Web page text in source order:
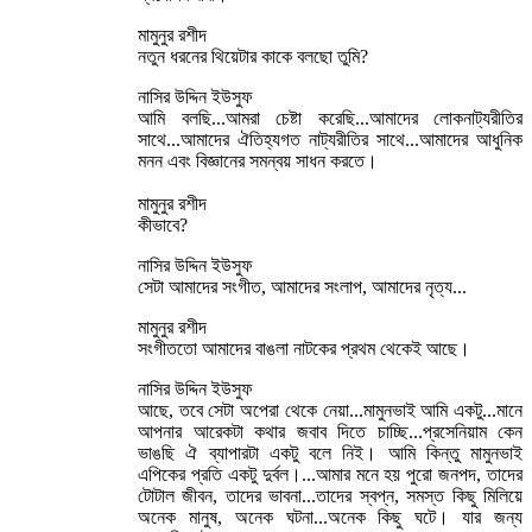
মামুনুর রশীদ
নতুন ধরনের থিয়েটার কাকে বলছো তুমি?
নাসির উদ্দিন ইউসুফ
আমি বলছি...আমরা চেষ্টা করেছি...আমাদের লোকনাট্যরীতির
সাথে...আমাদের ঐতিহ্যগত নাট্যরীতির সাথে...আমাদের আধুনিক
মনন এবং বিজ্ঞানের সমন্বয় সাধন করতে।
মামুনুর রশীদ
কীভাবে?
নাসির উদ্দিন ইউসুফ
সেটা আমাদের সংগীত, আমাদের সংলাপ, আমাদের নৃত্য...
মামুনুর রশীদ
সংগীততো আমাদের বাঙলা নাটকের প্রথম থেকেই আছে।
নাসির উদ্দিন ইউসুফ
আছে, তবে সেটা অপেরা থেকে নেয়া...মামুনভাই আমি একটু...মানে
আপনার আরেকটা কথার জবাব দিতে চাচ্ছি...প্রসেনিয়াম কেন
ভাঙছি ঐ ব্যাপারটা একটু বলে নিই। আমি কিন্তু মামুনভাই
এপিকের প্রতি একটু দুর্বল।...আমার মনে হয় পুরো জনপদ, তাদের
টোটাল জীবন, তাদের ভাবনা...তাদের স্বপ্ন, সমস্ত কিছু মিলিয়ে
অনেক মানুষ, অনেক ঘটনা...অনেক কিছু ঘটে। যার জন্য